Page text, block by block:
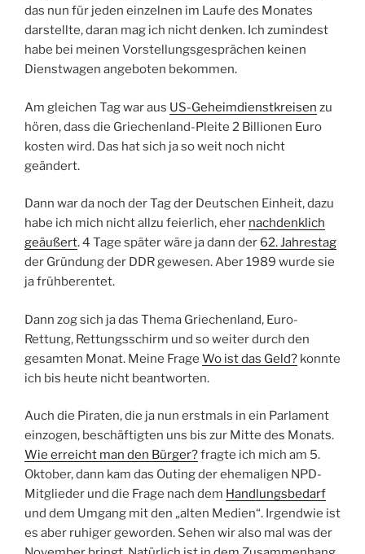
das nun für jeden einzelnen im Laufe des Monates
darstellte, daran mag ich nicht denken. Ich zumindest
habe bei meinen Vorstellungsgesprächen keinen
Dienstwagen angeboten bekommen.
Am gleichen Tag war aus US-Geheimdienstkreisen zu
hören, dass die Griechenland-Pleite 2 Billionen Euro
kosten wird. Das hat sich ja so weit noch nicht
geändert.
Dann war da noch der Tag der Deutschen Einheit, dazu
habe ich mich nicht allzu feierlich, eher nachdenklich
geäußert. 4 Tage später wäre ja dann der 62. Jahrestag
der Gründung der DDR gewesen. Aber 1989 wurde sie
ja frühberentet.
Dann zog sich ja das Thema Griechenland, Euro-
Rettung, Rettungsschirm und so weiter durch den
gesamten Monat. Meine Frage Wo ist das Geld? konnte
ich bis heute nicht beantworten.
Auch die Piraten, die ja nun erstmals in ein Parlament
einzogen, beschäftigten uns bis zur Mitte des Monats.
Wie erreicht man den Bürger?fragte ich mich am 5.
Oktober, dann kam das Outing der ehemaligen NPD-
Mitglieder und die Frage nach dem Handlungsbedarf
und dem Umgang mit den „alten Medien“. Irgendwie ist
es aber ruhiger geworden. Sehen wir also mal was der